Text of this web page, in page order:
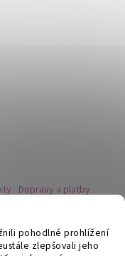
pohodlné prohlížení
zlepšovali jeho
Dopravy a platby
náušnic
nás
údajů
bateriích